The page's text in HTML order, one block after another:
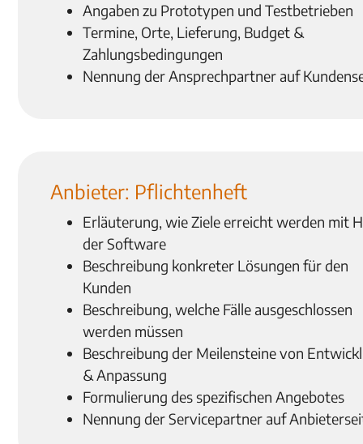
Angaben zu Prototypen und Testbetrieben
Termine, Orte, Lieferung, Budget &
Zahlungsbedingungen
Nennung der Ansprechpartner auf
Anbieter: Pflichtenheft
Erläuterung, wie Ziele erreicht werden mit
der Software
Beschreibung konkreter Lösungen für den
Kunden
Beschreibung, welche Fälle ausgeschlossen
werden müssen
Beschreibung der Meilensteine von
& Anpassung
Formulierung des spezifischen Angebotes
Nennung der Servicepartner auf